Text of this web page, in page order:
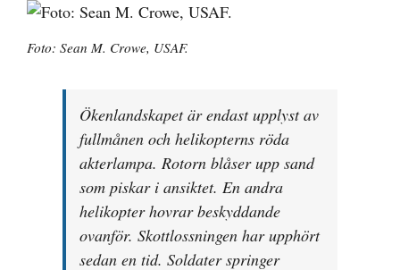
Foto: Sean M. Crowe, USAF.
Ökenlandskapet är endast upplyst av
fullmånen och helikopterns röda
akterlampa. Rotorn blåser upp sand
som piskar i ansiktet. En andra
helikopter hovrar beskyddande
ovanför. Skottlossningen har upphört
sedan en tid. Soldater springer